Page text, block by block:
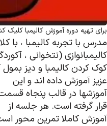
برای تهیه دوره آموزش کالیمبا کلیک
مدرس با تجربه کالیمبا ، با
کالیمبانوازی (نتخوانی ،
کوک کردن کالیمبا و دیز
عزیز آموزش داده اند و این
آموزشها در قالب پنجاه
قرار گرفته است. هر جلسه از
آموزش کاملا تمرین محور